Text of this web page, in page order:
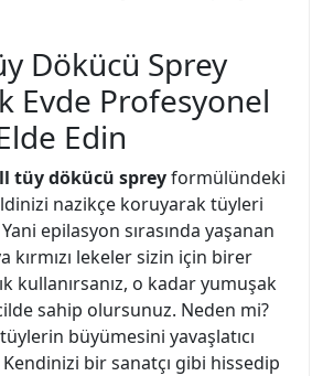
Dökücü Sprey
Evde Profesyonel
Edin
tüy dökücü spreyformülündeki
nazikçe koruyarak tüyleri
epilasyon sırasında yaşanan
kırmızı lekeler sizin için birer
kullanırsanız, o kadar yumuşak
sahip olursunuz. Neden mi?
büyümesini yavaşlatıcı
bir sanatçı gibi hissedip